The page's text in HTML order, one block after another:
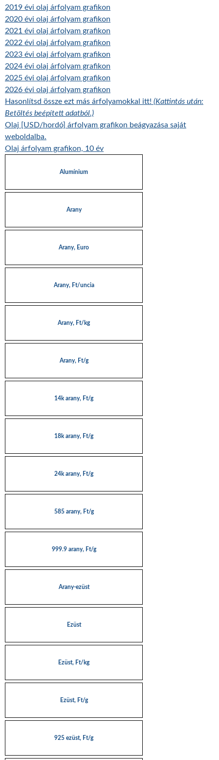
2019 évi olaj árfolyam grafikon
2020 évi olaj árfolyam grafikon
2021 évi olaj árfolyam grafikon
2022 évi olaj árfolyam grafikon
2023 évi olaj árfolyam grafikon
2024 évi olaj árfolyam grafikon
2025 évi olaj árfolyam grafikon
2026 évi olaj árfolyam grafikon
Hasonlítsd össze ezt más árfolyamokkal itt! (Kattintás után:
Betöltés beépített adatból.)
Olaj [USD/hordó] árfolyam grafikon beágyazása saját
weboldalba.
Olaj árfolyam grafikon, 10 év
Alumínium
Arany
Arany, Euro
Arany, Ft/uncia
Arany, Ft/kg
Arany, Ft/g
14k arany, Ft/g
18k arany, Ft/g
24k arany, Ft/g
585 arany, Ft/g
999.9 arany, Ft/g
Arany-ezüst
Ezüst
Ezüst, Ft/kg
Ezüst, Ft/g
925 ezüst, Ft/g